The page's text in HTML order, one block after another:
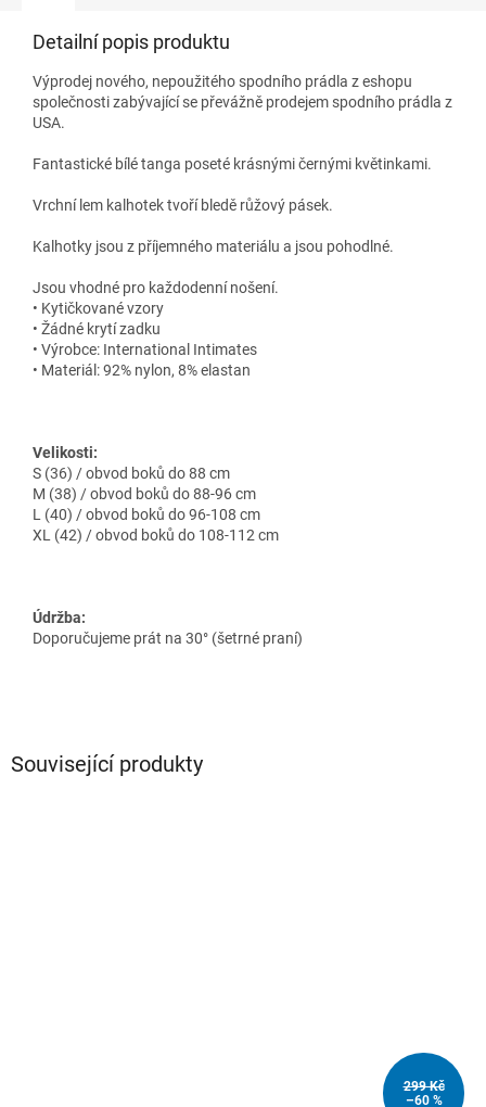
Detailní popis produktu
Výprodej nového, nepoužitého spodního prádla z eshopu
společnosti zabývající se převážně prodejem spodního prádla z
USA.
Fantastické bílé tanga poseté krásnými černými květinkami.
Vrchní lem kalhotek tvoří bledě růžový pásek.
Kalhotky jsou z příjemného materiálu a jsou pohodlné.
Jsou vhodné pro každodenní nošení.
• Kytičkované vzory
• Žádné krytí zadku
• Výrobce: International Intimates
• Materiál: 92% nylon, 8% elastan
Velikosti:
S (36) / obvod boků do 88 cm
M (38) / obvod boků do 88-96 cm
L (40) / obvod boků do 96-108 cm
XL (42) / obvod boků do 108-112 cm
Údržba:
Doporučujeme prát na 30° (šetrné praní)
Související produkty
299 Kč
–60 %